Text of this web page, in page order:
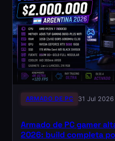
ARMADO DE PC 31 Jul 2026
Armado de PC gamer
2026: build completa